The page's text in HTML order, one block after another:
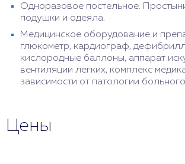
Одноразовое постельное.
подушки и одеяла.
Медицинское оборудование и
глюкометр, кардиограф,
кислородные баллоны, аппарат
вентиляции легких, комплекс
зависимости от патологии
Цены